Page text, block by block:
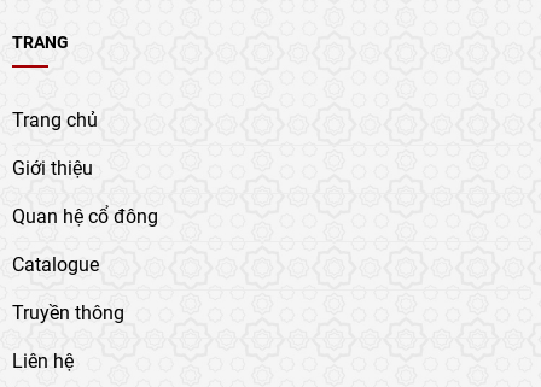
TRANG
Trang chủ
Giới thiệu
Quan hệ cổ đông
Catalogue
Truyền thông
Liên hệ